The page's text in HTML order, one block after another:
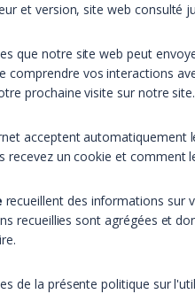
et version, site web consulté
que notre site web peut
comprendre vos interactions
prochaine visite sur notre site.
acceptent
recevez un cookie et comment
recueillent des informations sur
recueillies sont agrégées et
de la présente politique sur